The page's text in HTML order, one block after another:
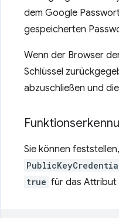
dem Google
gespeicherten
Wenn der Browser
Schlüssel
abzuschließen und
Sie können
true für das Attribut